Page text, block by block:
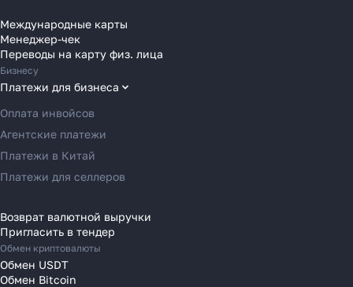
Переводы в Болгарию
Переводы в Венгрию
Переводы в Великобританию
Переводы в Грецию
Переводы в Германию
Переводы в Ирландию
Переводы в Испанию
Переводы в Италию
Переводы в Латвию
Переводы в Литву
Переводы в Молдавию
Переводы в Монако
Международные карты
Менеджер-чек
Переводы на карту физ. лица
Бизнесу
Платежи для бизнеса
Оплата инвойсов
Агентские платежи
Платежи в Китай
Платежи для селлеров
Возврат валютной выручки
Пригласить в тендер
Обмен криптовалюты
Обмен USDT
Обмен Bitcoin
Рассказали, почему банки
уступили место платёжным